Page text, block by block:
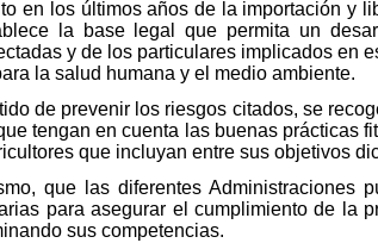
en los últimos años de la importación y
la base legal que permita un
y de los particulares implicados en
la salud humana y el medio ambiente.
de prevenir los riesgos citados, se
tengan en cuenta las buenas prácticas
que incluyan entre sus objetivos
que las diferentes Administraciones
para asegurar el cumplimiento de la
sus competencias.